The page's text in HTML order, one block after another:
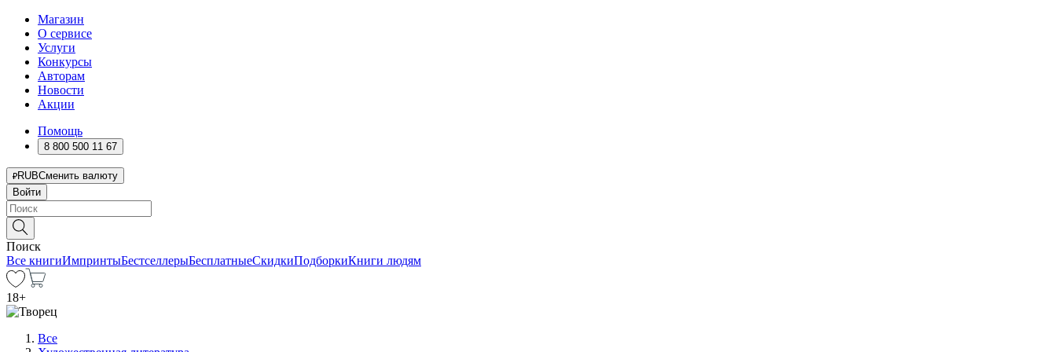
Магазин
О сервисе
Услуги
Конкурсы
Авторам
Новости
Акции
Помощь
8 800 500 11 67
RUBСменить валюту
Войти
Поиск
Все книгиИмпринтыБестселлерыБесплатныеСкидкиПодборкиКниги людям
18+
Все